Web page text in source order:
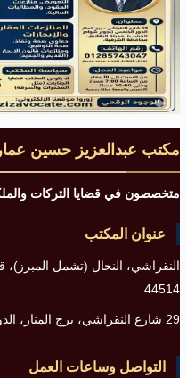
مكتب عبدالعزيز حسين
متخصصون في قضايا التركات
عنوان المكتب
النقراشي، النحال (تشمل المبرز)،
44514
29 شارع النقراشي، برج المنار، الدور الخامس، الزقازيق، محافظة الشرقية
التواصل وساعات العمل